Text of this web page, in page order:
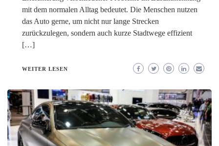
mit dem normalen Alltag bedeutet. Die Menschen nutzen
das Auto gerne, um nicht nur lange Strecken
zurückzulegen, sondern auch kurze Stadtwege effizient
[…]
WEITER LESEN